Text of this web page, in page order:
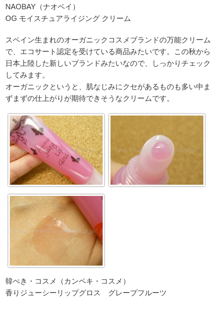
NAOBAY（ナオベイ）
OG モイスチュアライジング クリーム
スペイン生まれのオーガニックコスメブランドの万能クリーム
で、エコサート認定を受けている商品みたいです。この秋から
日本上陸した新しいブランドみたいなので、しっかりチェック
してみます。
オーガニックというと、肌なじみにクセがあるものも多い中ま
ずまずの仕上がりが期待できそうなクリームです。
韓ぺき・コスメ（カンペキ・コスメ）
香りジューシーリップグロス グレープフルーツ